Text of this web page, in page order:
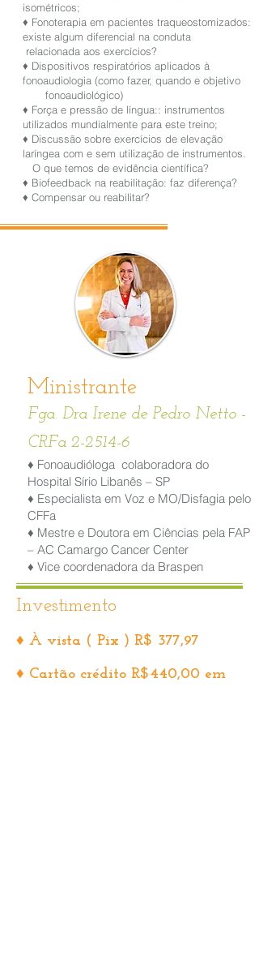
isométricos;
♦ Fonoterapia em pacientes traqueostomizados:
existe algum diferencial na conduta
relacionada aos exercícios?
♦ Dispositivos respiratórios aplicados à
fonoaudiologia (como fazer, quando e objetivo
fonoaudiológico)
♦ Força e pressão de língua:: instrumentos
utilizados mundialmente para este treino;
♦ Discussão sobre exercícios de elevação
laríngea com e sem utilização de instrumentos.
O que temos de evidência científica?
♦ Biofeedback na reabilitação: faz diferença?
♦ Compensar ou reabilitar?
Ministrante
Fga. Dra Irene de Pedro Netto -
CRFa 2-2514-6
♦ Fonoaudióloga colaboradora do
Hospital Sírio Libanês – SP
♦ Especialista em Voz e MO/Disfagia pelo
CFFa
♦ Mestre e Doutora em Ciências pela FAP
– AC Camargo Cancer Center
♦ Vice coordenadora da Braspen
Investimento
♦ À vista ( Pix ) R$ 377,97
♦ Cartão crédito R$440,00 em